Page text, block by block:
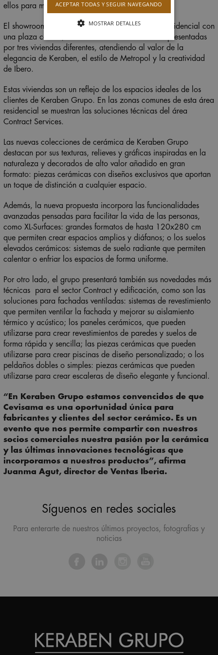
ellos para mostrar sus productos.
El showroom de Keraben Grupo recrea un área residencial con
una plaza central, donde las tres marcas están representadas
por tres viviendas diferentes, atendiendo al valor de la
elegancia de Keraben, el estilo de Metropol y la creatividad
de Ibero.
Estas viviendas son un reflejo de los espacios ideales de los
clientes de Keraben Grupo. En las zonas comunes de esta área
residencial se muestran las soluciones técnicas del área
Contract Services.
Las nuevas colecciones de cerámica de Keraben Grupo
destacan por sus texturas, relieves y gráficas inspiradas en la
naturaleza y decorados de alto valor añadido en gran
formato: piezas cerámicas con diseños exclusivos que aportan
un toque de distinción a cualquier espacio.
Además, la nueva propuesta incorpora las funcionalidades
avanzadas pensadas para facilitar la vida de las personas,
como XL-Surfaces: grandes formatos de hasta 120x280 cm
que permiten crear espacios amplios y diáfanos; o los suelos
elevados cerámicos: sistemas de suelo radiante que permiten
calentar o enfriar los espacios de forma uniforme.
Por otro lado, el grupo presentará también sus novedades más
técnicas para el sector Contract y edificación, como son las
soluciones para fachadas ventiladas: sistemas de revestimiento
que permiten ventilar la fachada y mejorar su aislamiento
térmico y acústico; los paneles cerámicos, que pueden
utilizarse para crear revestimientos de paredes y suelos de
forma rápida y sencilla; las piezas cerámicas que pueden
utilizarse para crear piscinas de diseño personalizado; o los
peldaños dobles o simples: piezas cerámicas que pueden
utilizarse para crear escaleras de diseño elegante y funcional.
“En Keraben Grupo estamos convencidos de que
Cevisama es una oportunidad única para
fabricantes y clientes del sector cerámico. Es un
evento que nos permite compartir con nuestros
socios comerciales nuestra pasión por la cerámica
y las últimas innovaciones tecnológicas que
incorporamos a nuestros productos”, afirma
Juanma Agut, director de Ventas Iberia.
Síguenos en redes sociales
Para enterarte de nuestros últimos proyectos, fotografías y
noticias
ACEPTAR TODAS Y SEGUIR NAVEGANDO
MOSTRAR DETALLES